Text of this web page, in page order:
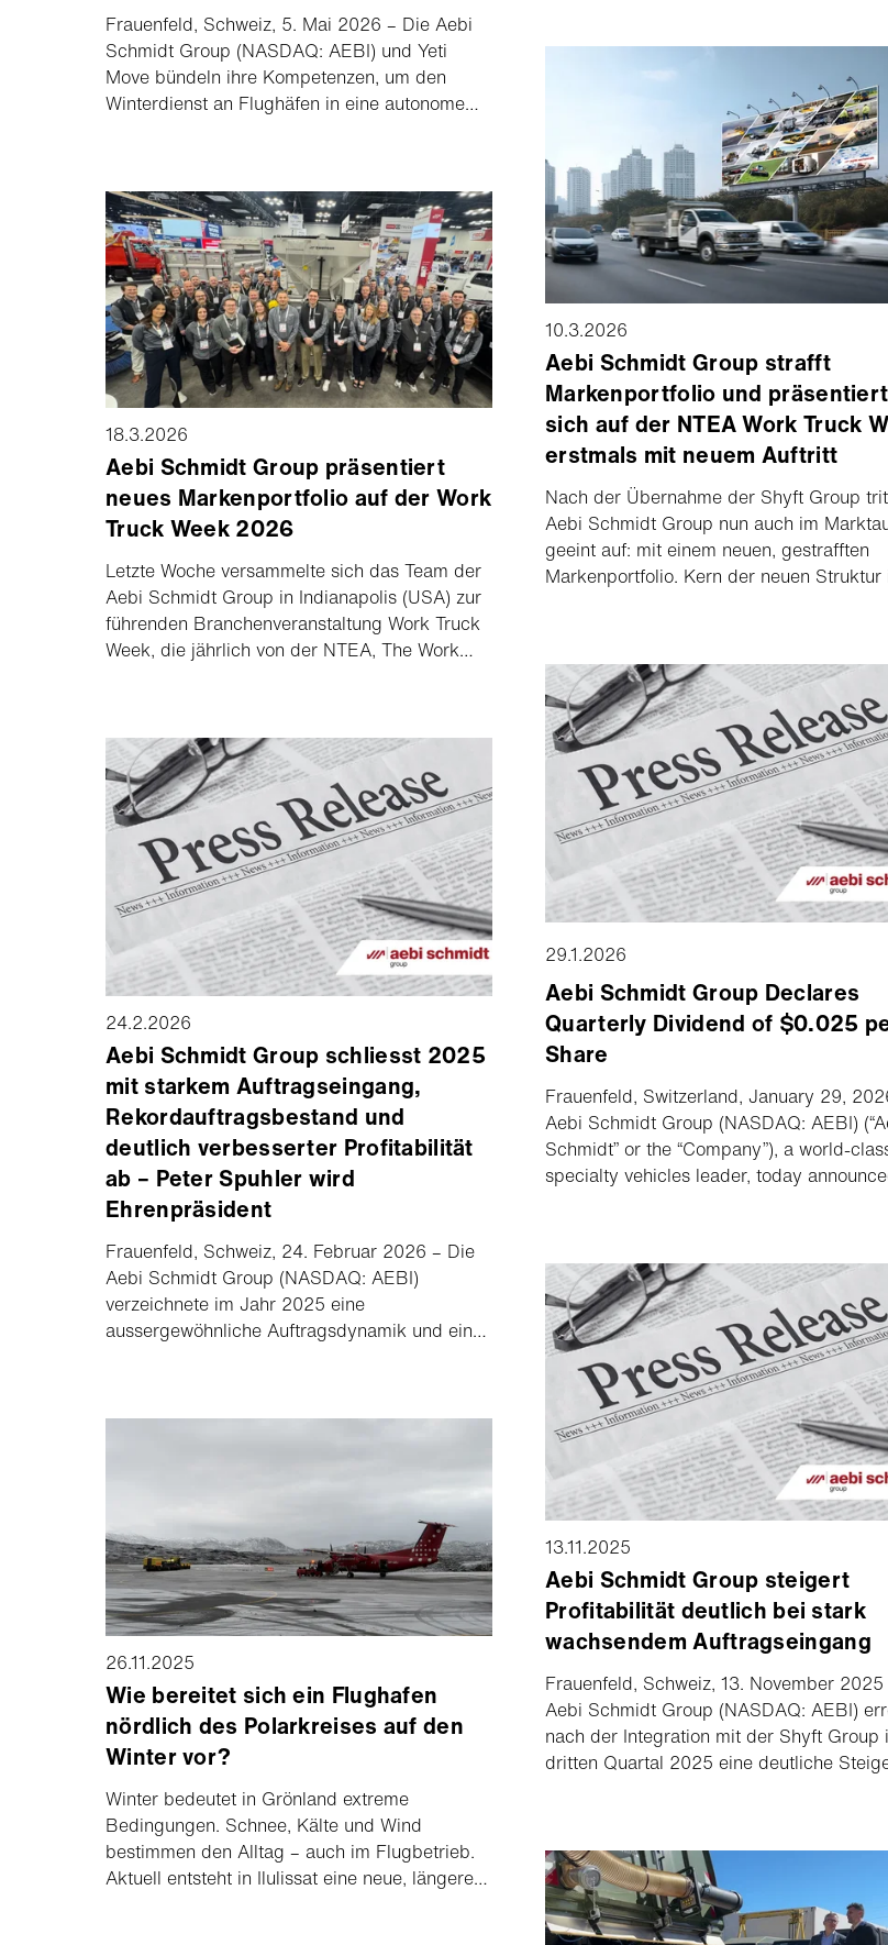
Frauenfeld, Schweiz, 5. Mai 2026 – Die Aebi
Schmidt Group (NASDAQ: AEBI) und Yeti
Move bündeln ihre Kompetenzen, um den
Winterdienst an Flughäfen in eine autonome
Märkte in Europa und Japan. Die Fahrzeuge
der Marken Schmidt und MB werden künftig
mit der Softwareplattform von Yeti Move
ausgestattet und erhöhen damit die Sicherheit
und Betriebsbereitschaft bei allen
Wetterbedingungen.
18.3.2026
Aebi Schmidt Group präsentiert
neues Markenportfolio auf der Work
Truck Week 2026
Letzte Woche versammelte sich das Team der
Aebi Schmidt Group in Indianapolis (USA) zur
führenden Branchenveranstaltung Work Truck
Week, die jährlich von der NTEA, The Work
Truck-Branche zusammen, um sich zu
vernetzen, Ideen auszutauschen und die
neuesten Innovationen zu entdecken, die die
Zukunft der Fahrzeugausrüstung prägen.
24.2.2026
Aebi Schmidt Group schliesst 2025
mit starkem Auftragseingang,
Rekordauftragsbestand und
deutlich verbesserter Profitabilität
ab – Peter Spuhler wird
Ehrenpräsident
Frauenfeld, Schweiz, 24. Februar 2026 – Die
Aebi Schmidt Group (NASDAQ: AEBI)
verzeichnete im Jahr 2025 eine
aussergewöhnliche Auftragsdynamik und einen
oberhalb der Mitte des Guidance-Korridors
erwartet. Der Verwaltungsrat nominiert Group
CEO Barend Fruithof als
Verwaltungsratspräsidenten und ernennt Peter
Spuhler zum Ehrenpräsidenten.
26.11.2025
Wie bereitet sich ein Flughafen
nördlich des Polarkreises auf den
Winter vor?
Winter bedeutet in Grönland extreme
Bedingungen. Schnee, Kälte und Wind
bestimmen den Alltag – auch im Flugbetrieb.
Aktuell entsteht in Ilulissat eine neue, längere
gemeinsamen Ziel: die Qualität,
und Lebensdauer von Fahrradinfrastruktur
10.3.2026
Aebi Schmidt Group strafft
Markenportfolio und präsentiert
sich auf der NTEA Work Truck
erstmals mit neuem Auftritt
Nach der Übernahme der Shyft Group
Aebi Schmidt Group nun auch im
geeint auf: mit einem neuen, gestrafften
Markenportfolio. Kern der neuen Struktur
Monroe und Schmidt, die ihr Angebot in
Segmenten Commercial Trucks und
gezielt ausbauen, um das gesamte
Leistungsspektrum der Gruppe in diesen
Bereichen abzudecken.
29.1.2026
Aebi Schmidt Group Declares
Quarterly Dividend of $0.025
Share
Frauenfeld, Switzerland, January 29,
Aebi Schmidt Group (NASDAQ: AEBI)
Schmidt” or the “Company”), a world-
specialty vehicles leader, today
13.11.2025
Aebi Schmidt Group steigert
Profitabilität deutlich bei stark
wachsendem Auftragseingang
Frauenfeld, Schweiz, 13. November
Aebi Schmidt Group (NASDAQ: AEBI)
nach der Integration mit der Shyft Group
dritten Quartal 2025 eine deutliche
ist der Auftragseingang im dritten Quartal
Vergleich zum Vorjahr um 33%
auch der Auftragsbestand des weltweit